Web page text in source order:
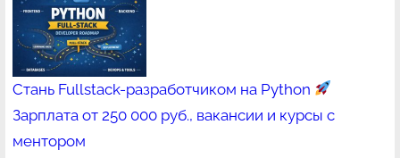
Стань Fullstack-разработчиком на Python
Зарплата от 250 000 руб., вакансии и курсы с
ментором